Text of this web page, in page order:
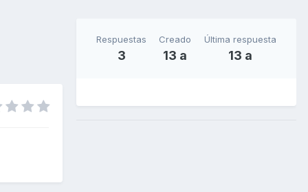
Respuestas
3
Creado
13 a
Última respuesta
13 a